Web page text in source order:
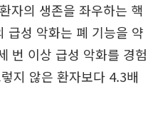
자의 생존을 좌우하는 핵
급성 악화는 폐 기능을 약
번 이상 급성 악화를 경험
지 않은 환자보다 4.3배